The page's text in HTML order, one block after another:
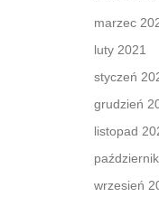
marzec
luty 2021
styczeń
grudzień
listopad
wrzesień